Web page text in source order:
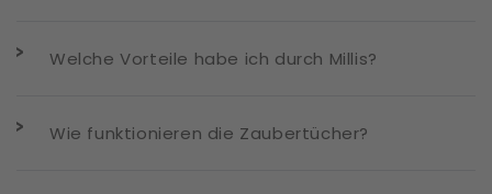
Welche Vorteile habe ich durch Millis?
Wie funktionieren die Zaubertücher?